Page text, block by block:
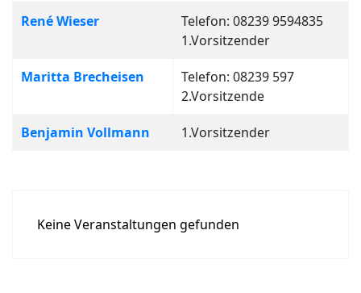
Kontakte,
René Wieser
Telefon: 08239 9594835
1.Vorsitzender
Maritta Brecheisen
Telefon: 08239 597
2.Vorsitzende
Benjamin Vollmann 1.Vorsitzender
Keine Veranstaltungen gefunden